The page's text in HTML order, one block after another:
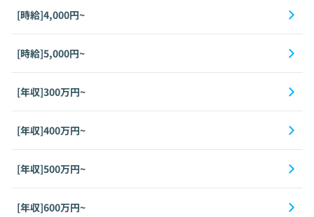
[時給]4,000円~
[時給]5,000円~
[年収]300万円~
[年収]400万円~
[年収]500万円~
[年収]600万円~